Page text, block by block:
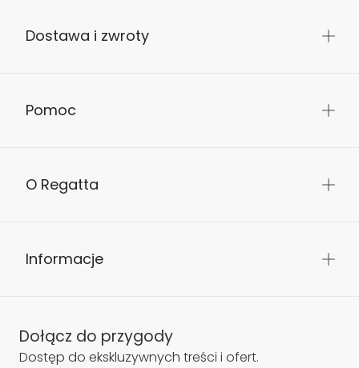
Dostawa i zwroty
Pomoc
O Regatta
Informacje
Dołącz do przygody
Dostęp do ekskluzywnych treści i ofert.